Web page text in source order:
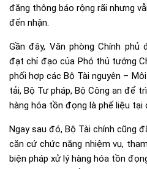
đăng thông báo rộng rãi nhưng
đến nhận.
Gần đây, Văn phòng Chính
đạt chỉ đạo của Phó thủ tướng
phối hợp các Bộ Tài nguyên –
tải, Bộ Tư pháp, Bộ Công an để
hàng hóa tồn đọng là phế liệu tại
Ngay sau đó, Bộ Tài chính cũng
căn cứ chức năng nhiệm vụ,
biện pháp xử lý hàng hóa tồn